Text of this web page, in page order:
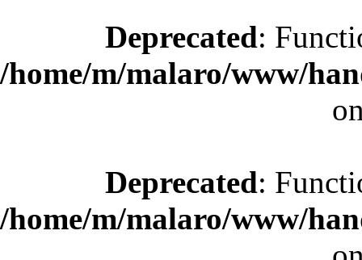
Deprecated:
/home/m/malaro/www/
Deprecated:
/home/m/malaro/www/